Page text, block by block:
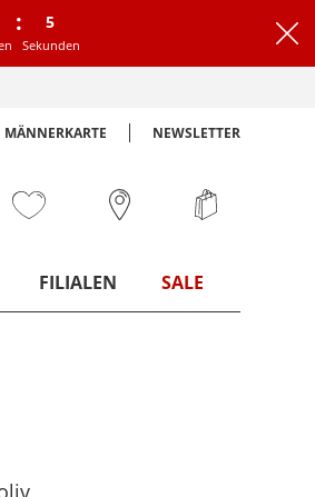
: 4
Sekunden
MÄNNERKARTE NEWSLETTER
FILIALEN SALE